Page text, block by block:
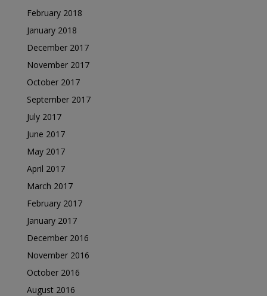
February 2018
January 2018
December 2017
November 2017
October 2017
September 2017
July 2017
June 2017
May 2017
April 2017
March 2017
February 2017
January 2017
December 2016
November 2016
October 2016
August 2016